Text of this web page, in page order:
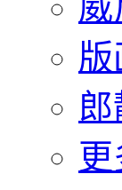
版
郎
更